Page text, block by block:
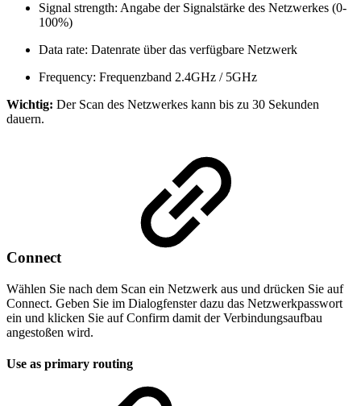
Signal strength: Angabe der Signalstärke des Netzwerkes (0-
100%)
Data rate: Datenrate über das verfügbare Netzwerk
Frequency: Frequenzband 2.4GHz / 5GHz
Wichtig: Der Scan des Netzwerkes kann bis zu 30 Sekunden
dauern.
Connect
Wählen Sie nach dem Scan ein Netzwerk aus und drücken Sie auf
Connect. Geben Sie im Dialogfenster dazu das Netzwerkpasswort
ein und klicken Sie auf Confirm damit der Verbindungsaufbau
angestoßen wird.
Use as primary routing